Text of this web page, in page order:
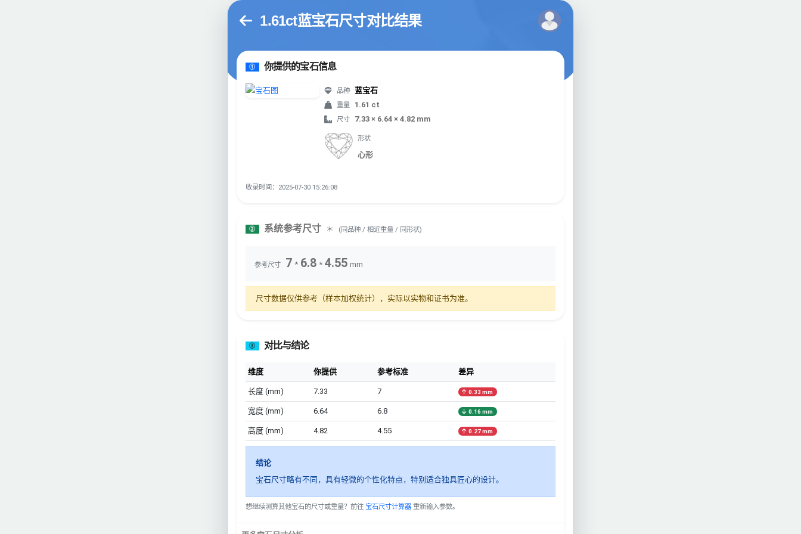
1.61ct蓝宝石尺寸对比结果
① 你提供的宝石信息
品种 蓝宝石
重量 1.61 ct
尺寸 7.33 × 6.64 × 4.82 mm
形状
心形
收录时间：2025-07-30 15:26:08
② 系统参考尺寸 ＊ (同品种 / 相近重量 / 同形状)
参考尺寸 7 * 6.8 * 4.55 mm
尺寸数据仅供参考（样本加权统计），实际以实物和证书为准。
③ 对比与结论
维度 你提供 参考标准 差异
长度 (mm) 7.33 7 0.33 mm
宽度 (mm) 6.64 6.8 0.16 mm
高度 (mm) 4.82 4.55 0.27 mm
结论
宝石尺寸略有不同，具有轻微的个性化特点，特别适合独具匠心的设计。
想继续测算其他宝石的尺寸或重量？前往 宝石尺寸计算器 重新输入参数。